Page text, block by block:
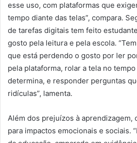
esse uso, com plataformas que
tempo diante das telas”, compara.
de tarefas digitais tem feito
gosto pela leitura e pela escola.
que está perdendo o gosto por ler
pela plataforma, rolar a tela no
determina, e responder perguntas
ridículas”, lamenta.
Além dos prejuízos à aprendizagem,
para impactos emocionais e sociais.